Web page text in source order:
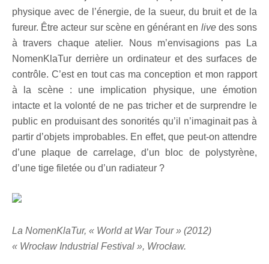
physique avec de l’énergie, de la sueur, du bruit et de la
fureur. Être acteur sur scène en générant en livedes sons
à travers chaque atelier. Nous m’envisagions pas La
NomenKlaTur derrière un ordinateur et des surfaces de
contrôle. C’est en tout cas ma conception et mon rapport
à la scène : une implication physique, une émotion
intacte et la volonté de ne pas tricher et de surprendre le
public en produisant des sonorités qu’il n’imaginait pas à
partir d’objets improbables. En effet, que peut-on attendre
d’une plaque de carrelage, d’un bloc de polystyrène,
d’une tige filetée ou d’un radiateur ?
La NomenKlaTur, « World at War Tour » (2012)
« Wrocław Industrial Festival », Wrocław.